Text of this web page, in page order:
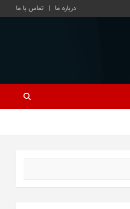
درباره ما تماس با ما